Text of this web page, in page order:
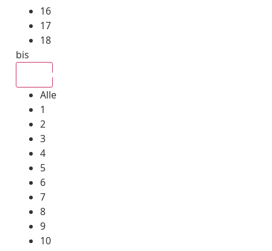
16
17
18
bis
Alle
1
2
3
4
5
6
7
8
9
10